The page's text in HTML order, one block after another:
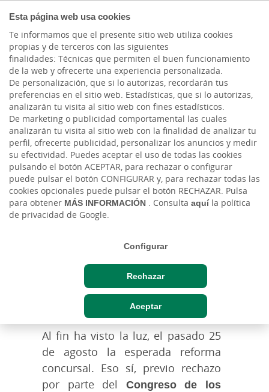
Esta página web usa cookies
Te informamos que el presente sitio web utiliza cookies
propias y de terceros con las siguientes
finalidades: Técnicas que permiten el buen funcionamiento
de la web y ofrecerte una experiencia personalizada.
De personalización, que si lo autorizas, recordarán tus
preferencias en el sitio web. Estadísticas, que si lo autorizas,
analizarán tu visita al sitio web con fines estadísticos.
De marketing o publicidad comportamental las cuales
analizarán tu visita al sitio web con la finalidad de analizar tu
perfil, ofrecerte publicidad, personalizar los anuncios y medir
su efectividad. Puedes aceptar el uso de todas las cookies
pulsando el botón ACEPTAR, para rechazar o configurar
puede pulsar el botón CONFIGURAR y, para rechazar todas las
cookies opcionales puede pulsar el botón RECHAZAR. Pulsa
para obtener MÁS INFORMACIÓN . Consulta aquíla política
de privacidad de Google.
Configurar
Rechazar
Aceptar
Actualidad
La reforma concursal
Mar, 13/09/2022 - 12:00
Al fin ha visto la luz, el pasado 25
de agosto la esperada reforma
concursal. Eso sí, previo rechazo
por parte del Congreso de los